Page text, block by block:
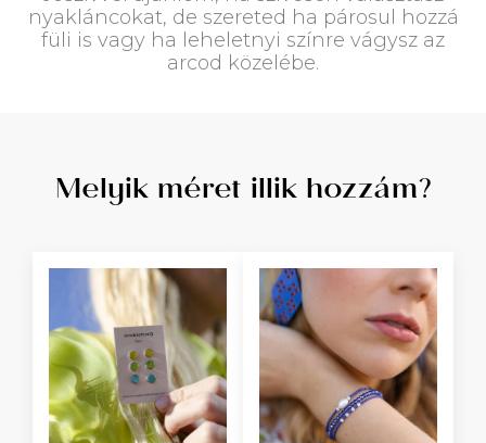
nyakláncokat, de szereted ha párosul hozzá
füli is vagy ha leheletnyi színre vágysz az
arcod közelébe.
Melyik méret illik hozzám?​